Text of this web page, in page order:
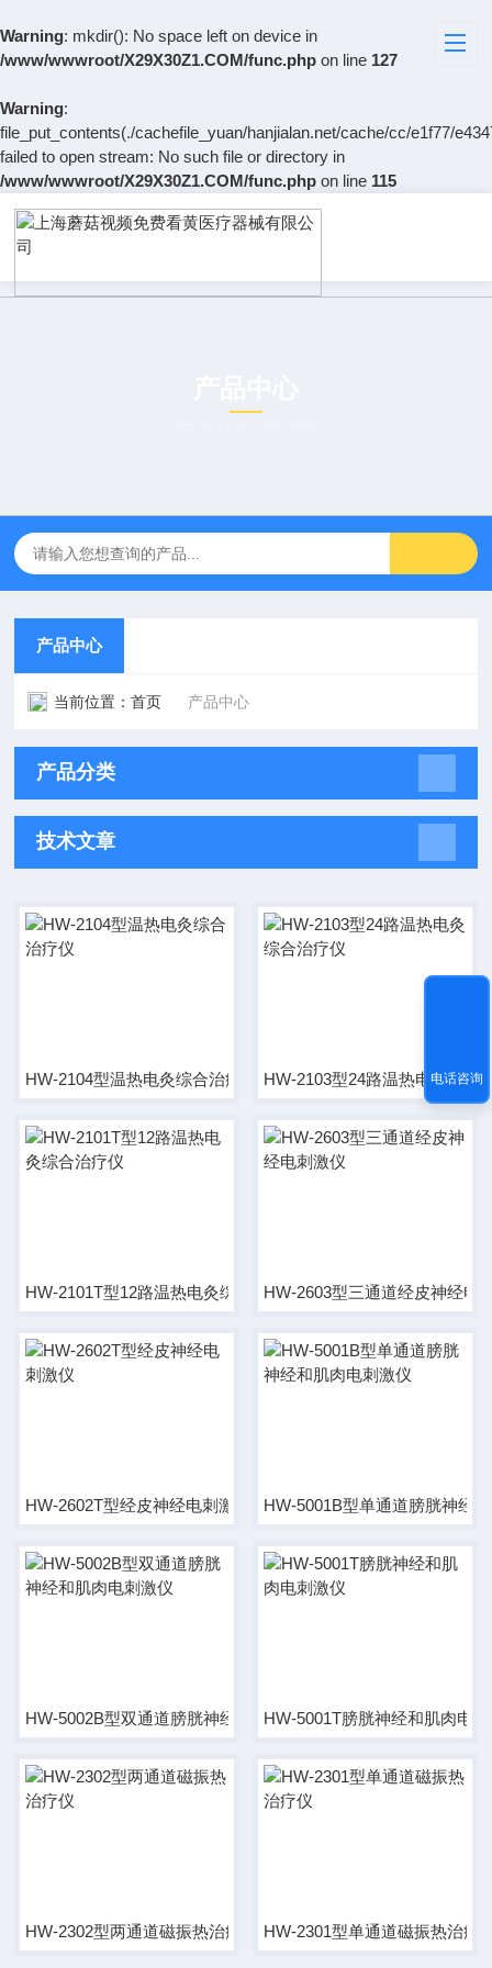
Warning: mkdir(): No space left on device in
/www/wwwroot/X29X30Z1.COM/func.php on line 127
Warning:
file_put_contents(./cachefile_yuan/hanjialan.net/cache/cc/e1f77/
failed to open stream: No such file or directory in
/www/wwwroot/X29X30Z1.COM/func.php on line 115
产品中心
当前位置：首页 产品中心
产品分类
技术文章
HW-2104型温热电灸综合治疗仪 HW-2103型24路温热电灸综合
HW-2101T型12路温热电灸综合治疗仪HW-2603型三通道经皮神经电
HW-2602T型经皮神经电刺激仪 HW-5001B型单通道膀胱神经
HW-5002B型双通道膀胱神经和肌肉电刺激仪HW-5001T膀胱神经和肌肉电
HW-2302型两通道磁振热治疗仪 HW-2301型单通道磁振热治疗
电话咨询